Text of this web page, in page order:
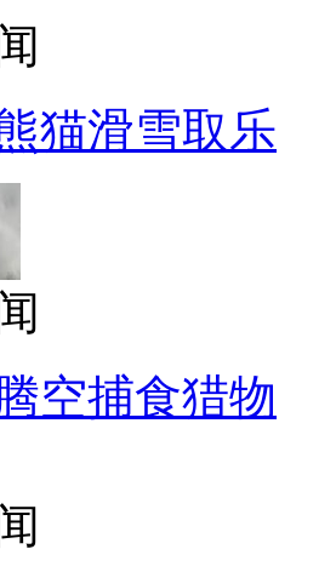
猫滑雪取乐
空捕食猎物